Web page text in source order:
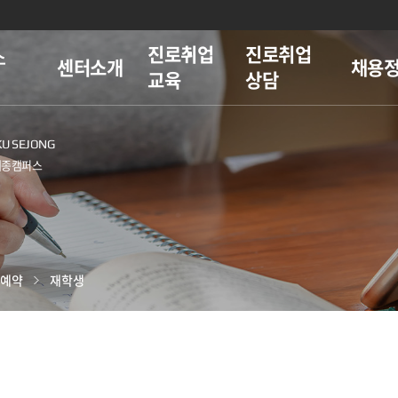
센터소개
진로취업
교육
진로취업
상담
채용
약 재학생